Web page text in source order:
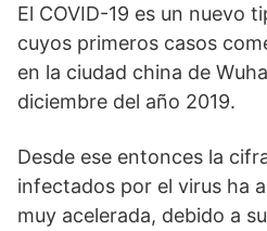
El COVID-19 es un nuevo
cuyos primeros casos
en la ciudad china de
diciembre del año 2019.
Desde ese entonces la
infectados por el virus ha
muy acelerada, debido a